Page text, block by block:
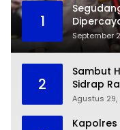
1
September
2
Sambut
Sidrap
Zona 5
Agustus 29,